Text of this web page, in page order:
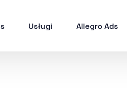
Usługi Allegro Ads